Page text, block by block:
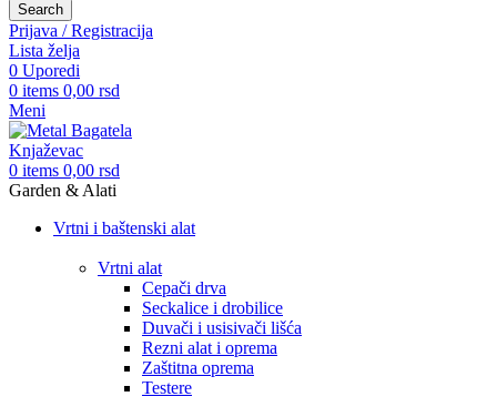
Search
Prijava / Registracija
Lista želja
0 Uporedi
0 items 0,00 rsd
Meni
0 items 0,00 rsd
Garden & Alati
Vrtni i baštenski alat
Vrtni alat
Cepači drva
Seckalice i drobilice
Duvači i usisivači lišća
Rezni alat i oprema
Zaštitna oprema
Testere